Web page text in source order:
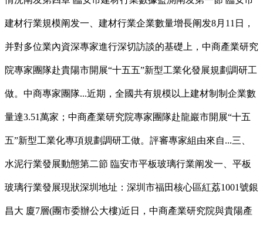
建材行業規模阐发一、建材行業企業數量增長阐发8月11日，
并對多位業內資深專家進行深切訪談的基礎上，中商產業研究
院專家團隊赴貴陽市開展“十五五”新型工業化發展規劃調研工
做。中商專家團隊...近期，全國共有規模以上建材制制企業數
量達3.51萬家；中商產業研究院專家團隊赴龍巖市開展“十五
五”新型工業化專項規劃調研工做。評審專家組由來自...三、
水泥行業發展動態第二節 臨安市平板玻璃行業阐发一、平板
玻璃行業發展現狀深圳地址：深圳市福田核心區紅荔1001號銀
昌大 廈7層(團市委辦公大樓)近日，中商產業研究院與貴陽產